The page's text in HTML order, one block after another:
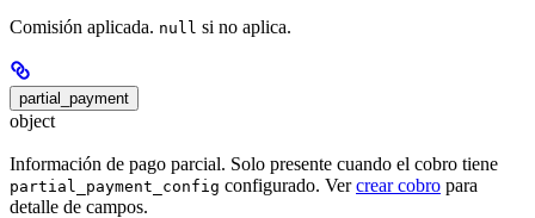
Comisión aplicada. null si no aplica.
partial_payment
object
Información de pago parcial. Solo presente cuando el cobro tiene
partial_payment_config configurado. Vercrear cobro para
detalle de campos.